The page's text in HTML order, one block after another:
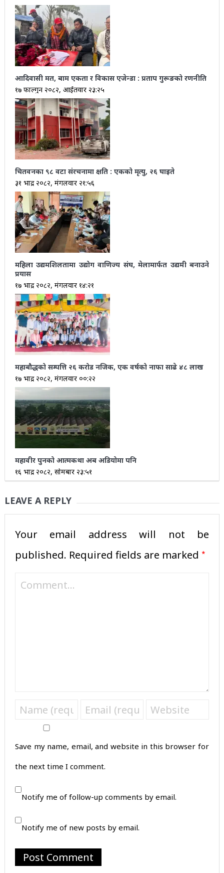
आदिवासी मत, बाम एकता र विकास एजेन्डा : प्रताप गुरूङको रणनीति
१७ फाल्गुन २०८२, आईतवार २३:२५
चितवनका ९८ वटा संरचनामा क्षति : एकको मृत्यु, २६ घाइते
३१ भाद्र २०८२, मंगलवार २१:५६
महिला उद्यमशिलतामा उद्योग वाणिज्य संघ, मेलामार्फत उद्यमी बनाउने
प्रयास
१७ भाद्र २०८२, मंगलवार १४:२१
महाबौद्धको सम्पत्ति २६ करोड नजिक, एक वर्षको नाफा साढे ४८ लाख
१७ भाद्र २०८२, मंगलवार ००:२२
महावीर पुनको आत्मकथा अब अडियोमा पनि
१६ भाद्र २०८२, सोमबार २३:५१
LEAVE A REPLY
Your email address will not be
published. Required fields are marked *
Save my name, email, and website in this browser for
the next time I comment.
Notify me of follow-up comments by email.
Notify me of new posts by email.